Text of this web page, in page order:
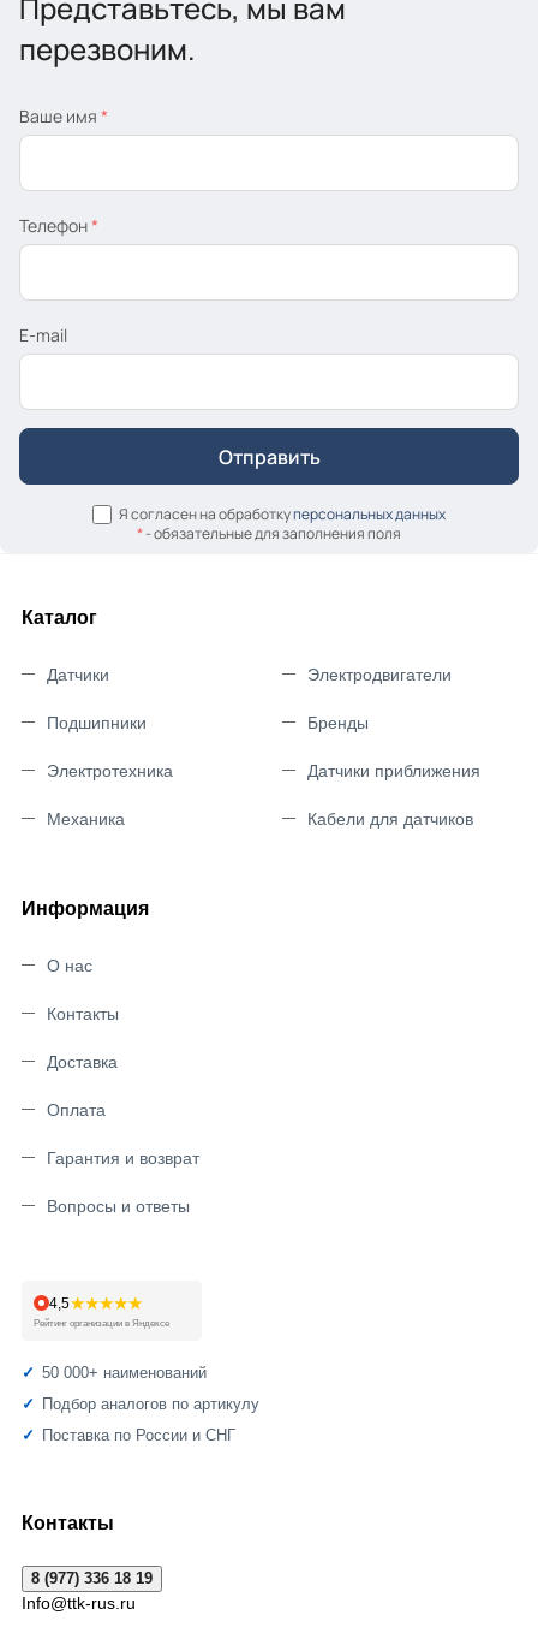
Представьтесь, мы вам
перезвоним.
Ваше имя *
Телефон*
E-mail
Я согласен на обработкуперсональных данных
*- обязательные для заполнения поля
Каталог
Датчики
Подшипники
Электротехника
Механика
Электродвигатели
Бренды
Датчики приближения
Кабели для датчиков
Информация
О нас
Контакты
Доставка
Оплата
Гарантия и возврат
Вопросы и ответы
4,5★★★★★
Рейтинг организации в Яндексе
50 000+ наименований
Подбор аналогов по артикулу
Поставка по России и СНГ
Контакты
8 (977) 336 18 19
Info@ttk-rus.ru